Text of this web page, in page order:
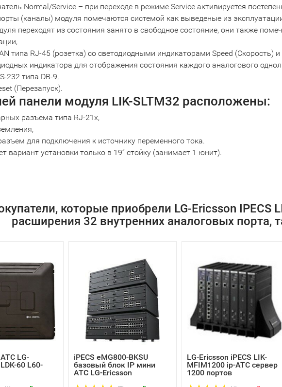
Normal/Service – при переходе в режиме Service активируется
(каналы) модуля помечаются системой как выведеные из
переходят из состояния занято в свободное состояние, они также
типа RJ-45 (розетка) со светодиодными индикаторами Speed (Скорость)
индикатора для отображения состояния каждого аналогового
232 типа DB-9,
(Перезапуск).
панели модуля LIK-SLTM32 расположены:
разъема типа RJ-21x,
для подключения к источнику переменного тока.
вариант установки только в 19” стойку (занимает 1 юнит).
которые приобрели LG-Ericsson IPECS
расширения 32 внутренних аналоговых порта,
LG-
60 L60-
iPECS eMG800-BKSU
базовый блок IP мини
АТС LG-Ericsson
LG-Ericsson iPECS LIK-
MFIM1200 ip-АТС сервер
1200 портов